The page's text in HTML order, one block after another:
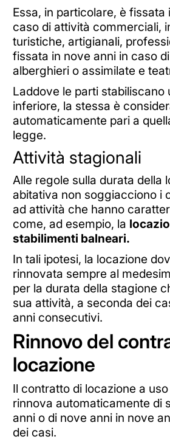
Essa, in particolare, è fissata
caso di attività commerciali,
turistiche, artigianali,
fissata in nove anni in caso
alberghieri o assimilate e
Laddove le parti stabiliscano
inferiore, la stessa è
automaticamente pari a
legge.
Attività stagionali
Alle regole sulla durata della
abitativa non soggiacciono i
ad attività che hanno
come, ad esempio, la
stabilimenti balneari.
In tali ipotesi, la locazione
rinnovata sempre al
per la durata della stagione
sua attività, a seconda dei
anni consecutivi.
Rinnovo del
locazione
Il contratto di locazione a
rinnova automaticamente di
anni o di nove anni in nove
dei casi.